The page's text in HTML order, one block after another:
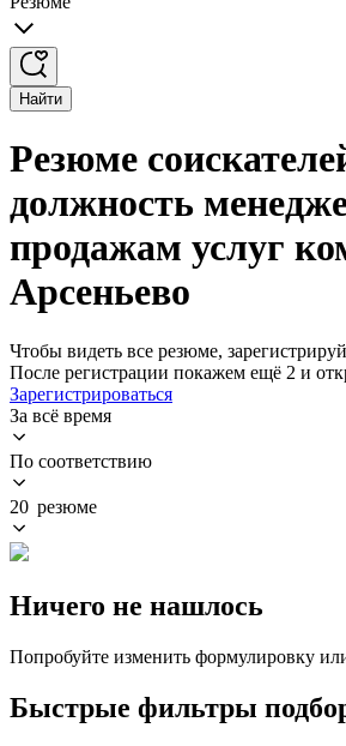
Найти
Резюме
должность
продажам услуг
Арсеньево
Чтобы видеть все резюме,
После регистрации покажем ещё 2 и
Зарегистрироваться
За всё время
По соответствию
20 резюме
Ничего не нашлось
Попробуйте изменить формулировку
Быстрые фильтры